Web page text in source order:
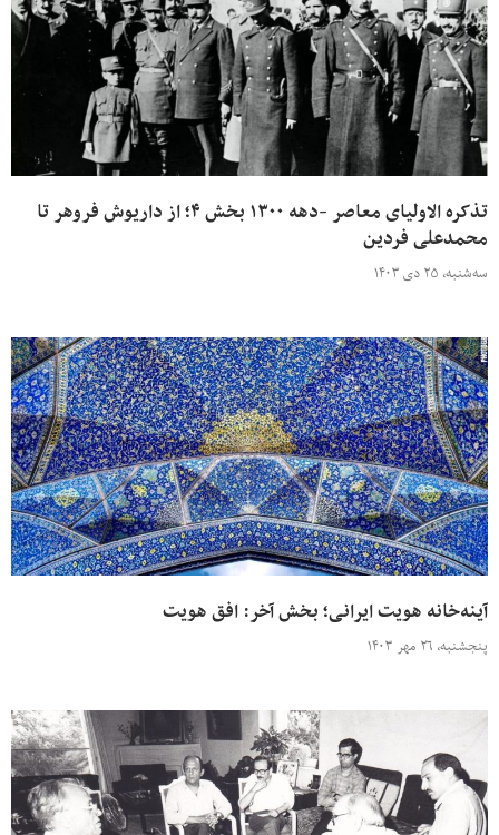
تذکره الاولیای معاصر -دهه ۱۳۰۰ بخش ۴؛ از داریوش فروهر تا
محمدعلی فردین
سه‌شنبه، ۲۵ دی ۱۴۰۳
آینه‌خانه هویت ایرانی؛ بخش آخر: افق هویت
پنجشنبه، ۲۶ مهر ۱۴۰۳